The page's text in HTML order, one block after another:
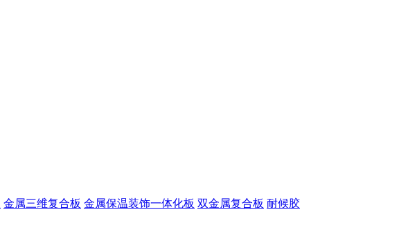
金属三维复合板 金属保温装饰一体化板 双金属复合板 耐候胶